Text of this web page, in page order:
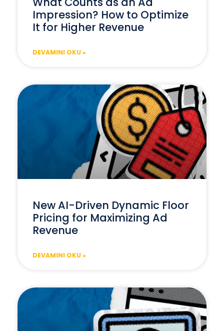
Impression? How to Optimize
It for Higher Revenue
DEVAMINI OKU »
New AI-Driven Dynamic Floor
Pricing for Maximizing Ad
Revenue
DEVAMINI OKU »